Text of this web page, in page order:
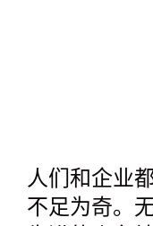
人们和企业
不足为奇。